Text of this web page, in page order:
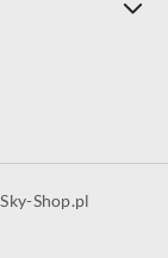
Shop.pl